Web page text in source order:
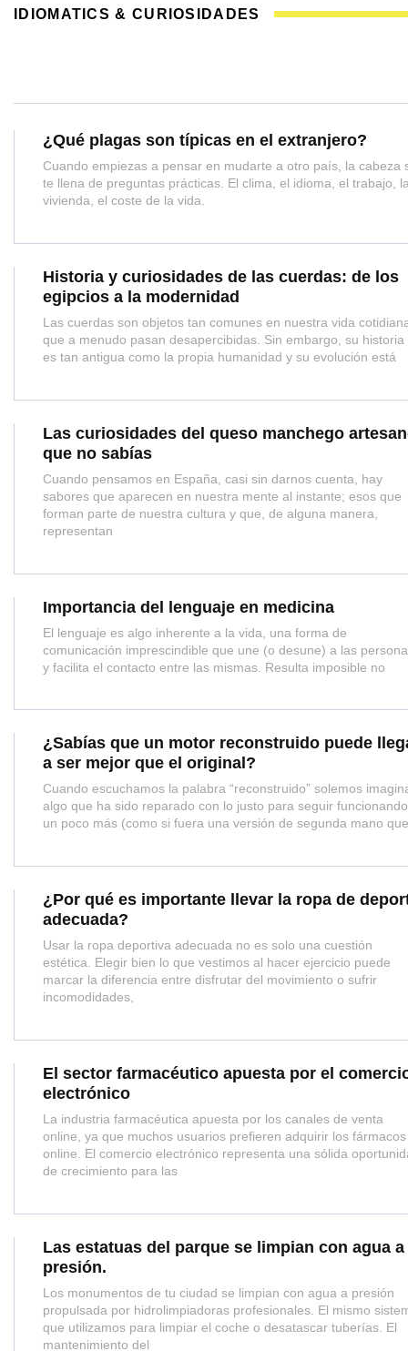
IDIOMATICS & CURIOSIDADES
¿Qué plagas son típicas en el extranjero?
Cuando empiezas a pensar en mudarte a otro país, la cabeza
te llena de preguntas prácticas. El clima, el idioma, el trabajo,
vivienda, el coste de la vida.
Historia y curiosidades de las cuerdas: de los
egipcios a la modernidad
Las cuerdas son objetos tan comunes en nuestra vida
que a menudo pasan desapercibidas. Sin embargo, su historia
es tan antigua como la propia humanidad y su evolución está
Las curiosidades del queso manchego
que no sabías
Cuando pensamos en España, casi sin darnos cuenta, hay
sabores que aparecen en nuestra mente al instante; esos que
forman parte de nuestra cultura y que, de alguna manera,
representan
Importancia del lenguaje en medicina
El lenguaje es algo inherente a la vida, una forma de
comunicación imprescindible que une (o desune) a las
y facilita el contacto entre las mismas. Resulta imposible no
¿Sabías que un motor reconstruido puede
a ser mejor que el original?
Cuando escuchamos la palabra “reconstruido” solemos
algo que ha sido reparado con lo justo para seguir funcionando
un poco más (como si fuera una versión de segunda mano
¿Por qué es importante llevar la ropa de
adecuada?
Usar la ropa deportiva adecuada no es solo una cuestión
estética. Elegir bien lo que vestimos al hacer ejercicio puede
marcar la diferencia entre disfrutar del movimiento o sufrir
incomodidades,
El sector farmacéutico apuesta por el
electrónico
La industria farmacéutica apuesta por los canales de venta
online, ya que muchos usuarios prefieren adquirir los fármacos
online. El comercio electrónico representa una sólida
de crecimiento para las
Las estatuas del parque se limpian con agua a
presión.
Los monumentos de tu ciudad se limpian con agua a presión
propulsada por hidrolimpiadoras profesionales. El mismo
que utilizamos para limpiar el coche o desatascar tuberías. El
mantenimiento del